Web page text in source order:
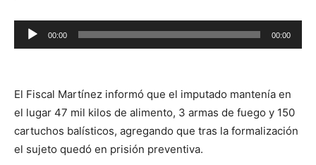
Reproductor
de
00:00 00:00
El Fiscal Martínez informó que el imputado mantenía en
el lugar 47 mil kilos de alimento, 3 armas de fuego y 150
cartuchos balísticos, agregando que tras la formalización
el sujeto quedó en prisión preventiva.